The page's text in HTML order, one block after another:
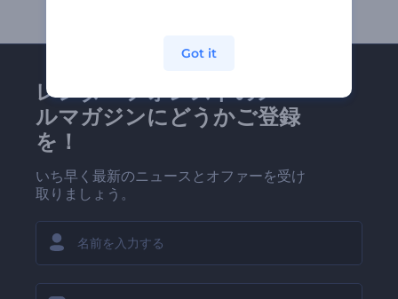
レンダーフォレストのメー
ルマガジンにどうかご登録
を！
いち早く最新のニュースとオファーを受け
取りましょう。
Got it